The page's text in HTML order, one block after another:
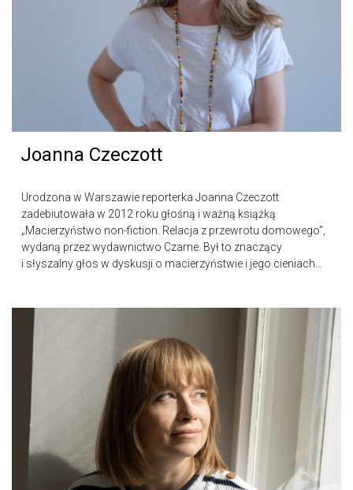
Joanna Czeczott
Urodzona w Warszawie reporterka Joanna Czeczott
zadebiutowała w 2012 roku głośną i ważną książką
„Macierzyństwo non-fiction. Relacja z przewrotu domowego”,
wydaną przez wydawnictwo Czarne. Był to znaczący
i słyszalny głos w dyskusji o macierzyństwie i jego cieniach...